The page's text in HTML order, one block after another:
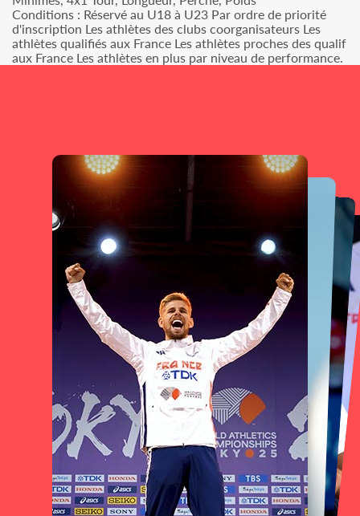
Conditions : Réservé au U18 à U23 Par ordre de priorité
d'inscription Les athlètes des clubs coorganisateurs Les
athlètes qualifiés aux France Les athlètes proches des qualif
aux France Les athlètes en plus par niveau de performance.